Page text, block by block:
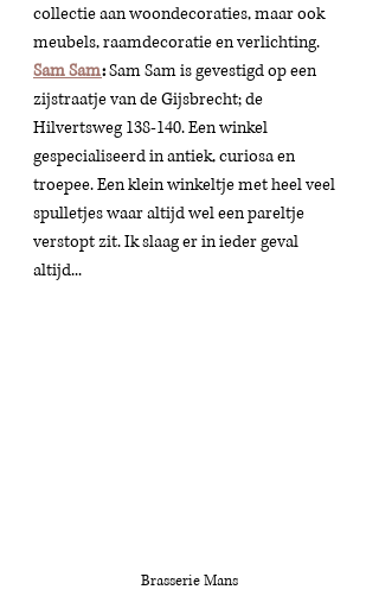
collectie aan woondecoraties, maar ook
meubels, raamdecoratie en verlichting.
Sam Sam: Sam Sam is gevestigd op een
zijstraatje van de Gijsbrecht; de
Hilvertsweg 138-140. Een winkel
gespecialiseerd in antiek, curiosa en
troepee. Een klein winkeltje met heel veel
spulletjes waar altijd wel een pareltje
verstopt zit. Ik slaag er in ieder geval
altijd...
Brasserie Mans